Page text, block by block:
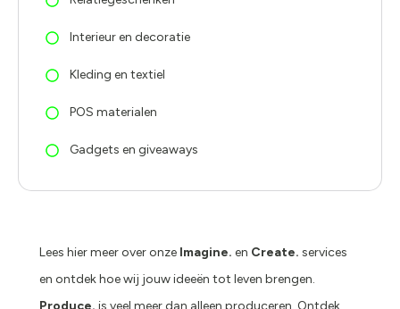
Interieur en decoratie
Kleding en textiel
POS materialen
Gadgets en giveaways
Lees hier meer over onze Imagine. en Create. services
en ontdek hoe wij jouw ideeën tot leven brengen.
Produce. is veel meer dan alleen produceren. Ontdek